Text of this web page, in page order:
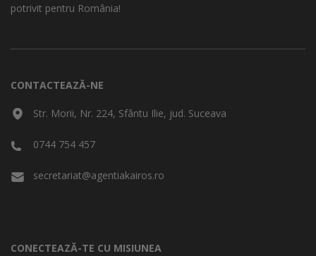
potrivit pentru România!
CONTACTEAZĂ-NE
Str. Morii, Nr. 224, Sfântu Ilie, jud. Suceava
0744 754 457
secretariat@agentiakairos.ro
CONECTEAZĂ-TE CU MISIUNEA